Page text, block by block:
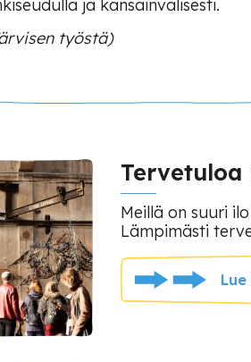
ja kansainvälisesti.
työstä)
Tervetuloa
Meillä on suuri
Lämpimästi